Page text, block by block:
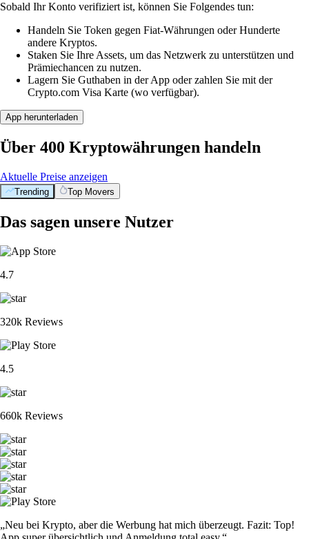
Sobald Ihr Konto verifiziert ist, können Sie Folgendes tun:
Handeln Sie Token gegen Fiat-Währungen oder Hunderte
andere Kryptos.
Staken Sie Ihre Assets, um das Netzwerk zu unterstützen und
Prämiechancen zu nutzen.
Lagern Sie Guthaben in der App oder zahlen Sie mit der
Crypto.com Visa Karte (wo verfügbar).
App herunterladen
Über 400 Kryptowährungen handeln
Aktuelle Preise anzeigen
Trending Top Movers
Das sagen unsere Nutzer
4.7
320k Reviews
4.5
660k Reviews
„Neu bei Krypto, aber die Werbung hat mich überzeugt. Fazit: Top!